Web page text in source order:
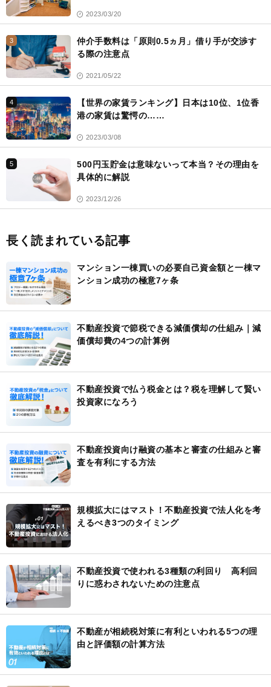
2023/03/20
3
仲介手数料は「原則0.5ヵ月」借り手が交渉す
る際の注意点
2021/05/22
4
【世界の家賃ランキング】日本は10位、1位香
港の家賃は驚愕の……
2023/03/08
5
500円玉貯金は意味ないって本当？その理由を
具体的に解説
2023/12/26
長く読まれている記事
マンション一棟買いの必要自己資金額と一棟マ
ンション成功の極意7ヶ条
不動産投資で節税できる減価償却の仕組み｜減
価償却費の4つの計算例
不動産投資で払う税金とは？税を理解して賢い
投資家になろう
不動産投資向け融資の基本と審査の仕組みと審
査を有利にする方法
規模拡大にはマスト！不動産投資で法人化を考
えるべき3つのタイミング
不動産投資で使われる3種類の利回り 高利回
りに惑わされないための注意点
不動産が相続税対策に有利といわれる5つの理
由と評価額の計算方法